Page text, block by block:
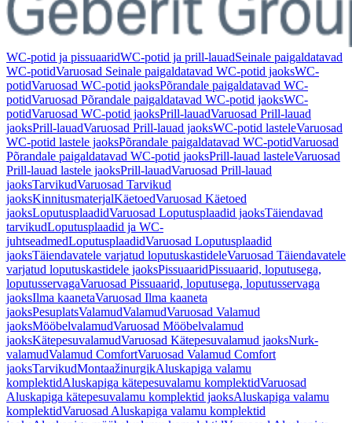
WC-potid ja pissuaaridWC-potid ja prill-lauadSeinale paigaldatavad
WC-potidVaruosad Seinale paigaldatavad WC-potid jaoksWC-
potidVaruosad WC-potid jaoksPõrandale paigaldatavad WC-
potidVaruosad Põrandale paigaldatavad WC-potid jaoksWC-
potidVaruosad WC-potid jaoksPrill-lauadVaruosad Prill-lauad
jaoksPrill-lauadVaruosad Prill-lauad jaoksWC-potid lasteleVaruosad
WC-potid lastele jaoksPõrandale paigaldatavad WC-potidVaruosad
Põrandale paigaldatavad WC-potid jaoksPrill-lauad lasteleVaruosad
Prill-lauad lastele jaoksPrill-lauadVaruosad Prill-lauad
jaoksTarvikudVaruosad Tarvikud
jaoksKinnitusmaterjalKäetoedVaruosad Käetoed
jaoksLoputusplaadidVaruosad Loputusplaadid jaoksTäiendavad
tarvikudLoputusplaadid ja WC-
juhtseadmedLoputusplaadidVaruosad Loputusplaadid
jaoksTäiendavatele varjatud loputuskastideleVaruosad Täiendavatele
varjatud loputuskastidele jaoksPissuaaridPissuaarid, loputusega,
loputusservagaVaruosad Pissuaarid, loputusega, loputusservaga
jaoksIlma kaanetaVaruosad Ilma kaaneta
jaoksPesuplatsValamudValamudVaruosad Valamud
jaoksMööbelvalamudVaruosad Mööbelvalamud
jaoksKätepesuvalamudVaruosad Kätepesuvalamud jaoksNurk-
valamudValamud ComfortVaruosad Valamud Comfort
jaoksTarvikudMontaažinurgikAluskapiga valamu
komplektidAluskapiga kätepesuvalamu komplektidVaruosad
Aluskapiga kätepesuvalamu komplektid jaoksAluskapiga valamu
komplektidVaruosad Aluskapiga valamu komplektid